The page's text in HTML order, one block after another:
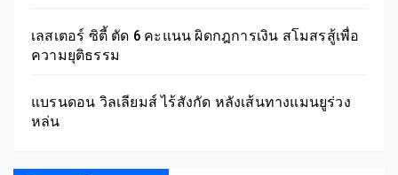
เลสเตอร์ ซิตี้ ตัด 6 คะแนน ผิดกฎการเงิน สโมสรสู้เพื่อ
ความยุติธรรม
แบรนดอน วิลเลียมส์ ไร้สังกัด หลังเส้นทางแมนยูร่วง
หล่น